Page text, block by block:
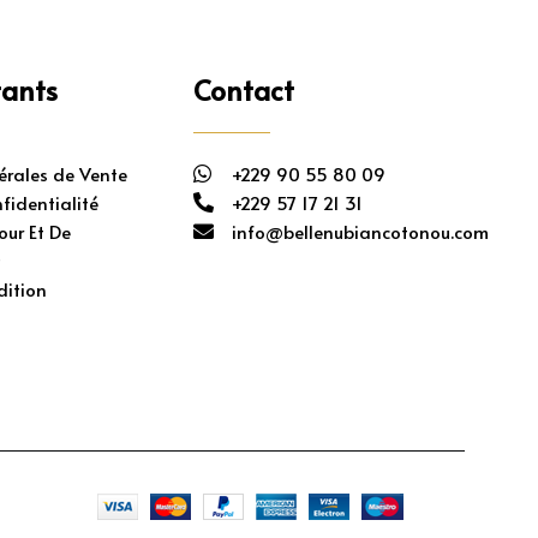
de Vente
Et De
Contact
+229 90 55 80 09
+229 57 17 21 31
info@bellenubiancotonou.com